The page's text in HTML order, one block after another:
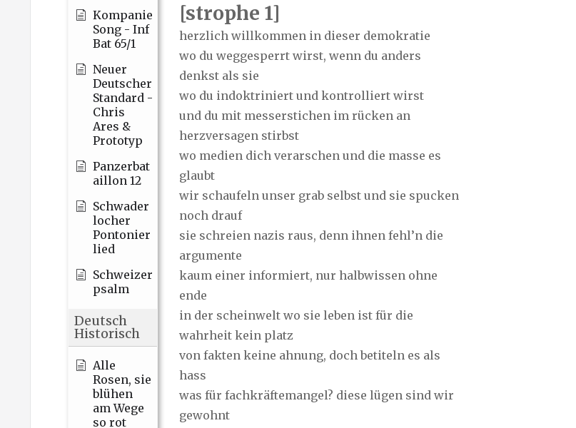
Kompanie
Song - Inf
Bat 65/1
Neuer
Deutscher
Standard -
Chris
Ares &
Prototyp
Panzerbat
aillon 12
Schwader
locher
Pontonier
lied
Schweizer
psalm
Deutsch
Historisch
Alle
Rosen, sie
blühen
am Wege
so rot
[strophe 1]
herzlich willkommen in dieser demokratie
wo du weggesperrt wirst, wenn du anders
denkst als sie
wo du indoktriniert und kontrolliert wirst
und du mit messerstichen im rücken an
herzversagen stirbst
wo medien dich verarschen und die masse es
glaubt
wir schaufeln unser grab selbst und sie spucken
noch drauf
sie schreien nazis raus, denn ihnen fehl’n die
argumente
kaum einer informiert, nur halbwissen ohne
ende
in der scheinwelt wo sie leben ist für die
wahrheit kein platz
von fakten keine ahnung, doch betiteln es als
hass
was für fachkräftemangel? diese lügen sind wir
gewohnt